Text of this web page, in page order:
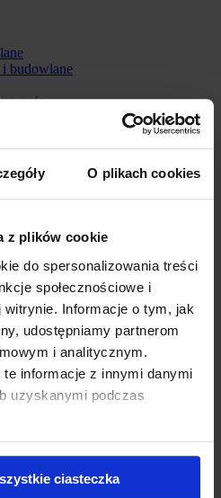
O plikach cookies
z plików cookie
do spersonalizowania treści
społecznościowe i
Informacje o tym, jak
udostępniamy partnerom
i analitycznym.
te informacje z innymi danymi
uzyskanymi podczas
ciasteczka
i budowlane
dróg i parkingów
na zewnątrz i wewnątrz
magazynów, parkingów i
podłoża
posadzek
dróg i parkingów
i ochrona uderzeniowa
słupy regałowe
i ochrona kolumn
ochronne
separatory i osłony
do konserwacji